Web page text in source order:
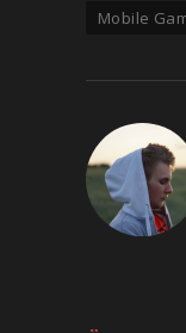
Mobile